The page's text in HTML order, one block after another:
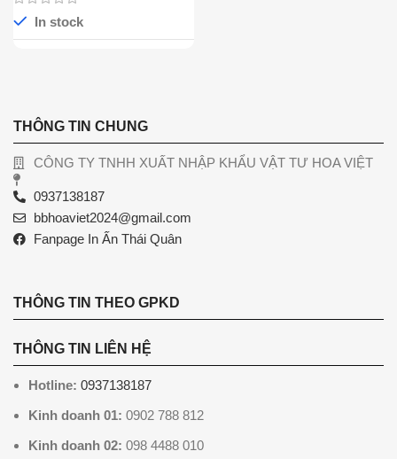
In stock
THÔNG TIN CHUNG
CÔNG TY TNHH XUẤT NHẬP KHẨU VẬT TƯ HOA VIỆT
0937138187
bbhoaviet2024@gmail.com
Fanpage In Ấn Thái Quân
THÔNG TIN THEO GPKD
THÔNG TIN LIÊN HỆ
Hotline: 0937138187
Kinh doanh 01: 0902 788 812
Kinh doanh 02: 098 4488 010